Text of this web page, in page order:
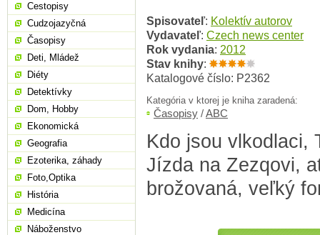
Spisovateľ: Kolektív autorov
Vydavateľ: Czech news center
Rok vydania: 2012
Stav knihy:
Katalogové číslo: P2362
Kategória v ktorej je kniha zaradená:
Časopisy /ABC
Kdo jsou vlkodlaci,
Jízda na Zezqovi,
brožovaná, veľký
Cestopisy
Cudzojazyčná
Časopisy
Deti, Mládež
Diéty
Detektívky
Dom, Hobby
Ekonomická
Geografia
Ezoterika, záhady
Foto,Optika
História
Medicína
Náboženstvo